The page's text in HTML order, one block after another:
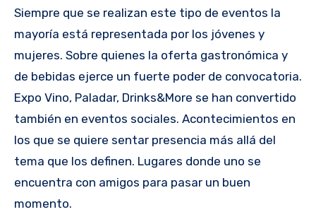
Siempre que se realizan este tipo de eventos la
mayoría está representada por los jóvenes y
mujeres. Sobre quienes la oferta gastronómica y
de bebidas ejerce un fuerte poder de convocatoria.
Expo Vino, Paladar, Drinks&More se han convertido
también en eventos sociales. Acontecimientos en
los que se quiere sentar presencia más allá del
tema que los definen. Lugares donde uno se
encuentra con amigos para pasar un buen
momento.